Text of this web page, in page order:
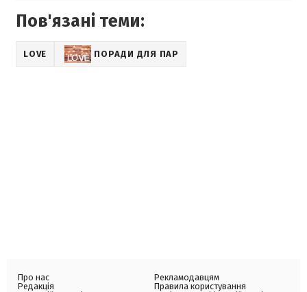
Пов'язані теми:
LOVE ПОРАДИ ДЛЯ ПАР
Про нас
Редакція
Рекламодавцям
Правила користування